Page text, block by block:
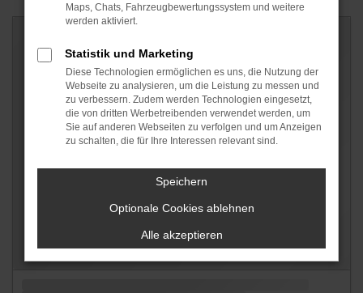
Maps, Chats, Fahrzeugbewertungssystem und weitere
werden aktiviert.
Statistik und Marketing
Diese Technologien ermöglichen es uns, die Nutzung der
Webseite zu analysieren, um die Leistung zu messen und
zu verbessern. Zudem werden Technologien eingesetzt,
die von dritten Werbetreibenden verwendet werden, um
Sie auf anderen Webseiten zu verfolgen und um Anzeigen
zu schalten, die für Ihre Interessen relevant sind.
Speichern
Optionale Cookies ablehnen
Alle akzeptieren